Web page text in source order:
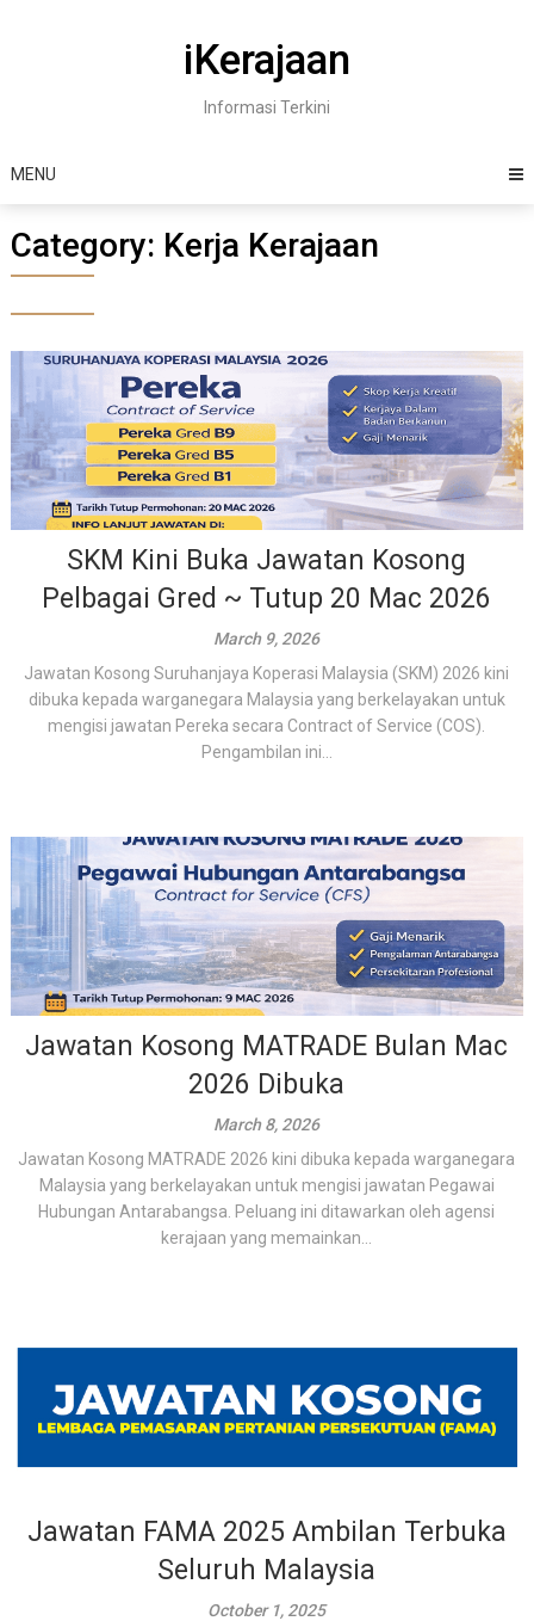
iKerajaan
Informasi Terkini
MENU
Category: Kerja Kerajaan
SKM Kini Buka Jawatan Kosong
Pelbagai Gred ~ Tutup 20 Mac 2026
March 9, 2026
Jawatan Kosong Suruhanjaya Koperasi Malaysia (SKM) 2026 kini
dibuka kepada warganegara Malaysia yang berkelayakan untuk
mengisi jawatan Pereka secara Contract of Service (COS).
Pengambilan ini...
Jawatan Kosong MATRADE Bulan Mac
2026 Dibuka
March 8, 2026
Jawatan Kosong MATRADE 2026 kini dibuka kepada warganegara
Malaysia yang berkelayakan untuk mengisi jawatan Pegawai
Hubungan Antarabangsa. Peluang ini ditawarkan oleh agensi
kerajaan yang memainkan...
Jawatan FAMA 2025 Ambilan Terbuka
Seluruh Malaysia
October 1, 2025